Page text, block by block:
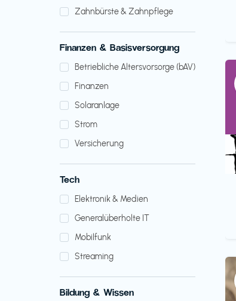
Zahnbürste & Zahnpflege
Finanzen & Basisversorgung
Betriebliche Altersvorsorge (bAV)
Finanzen
Solaranlage
Strom
Versicherung
Tech
Elektronik & Medien
Generalüberholte IT
Mobilfunk
Streaming
Bildung & Wissen